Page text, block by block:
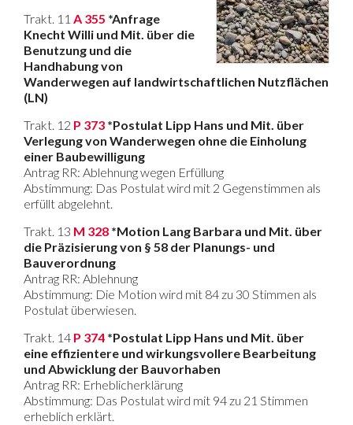
Trakt. 11 A 355 *Anfrage
Knecht Willi und Mit. über die
Benutzung und die
Handhabung von
Wanderwegen auf landwirtschaftlichen Nutzflächen
(LN)
Trakt. 12 P 373 *Postulat Lipp Hans und Mit. über
Verlegung von Wanderwegen ohne die Einholung
einer Baubewilligung
Antrag RR: Ablehnung wegen Erfüllung
Abstimmung: Das Postulat wird mit 2 Gegenstimmen als
erfüllt abgelehnt.
Trakt. 13 M 328 *Motion Lang Barbara und Mit. über
die Präzisierung von § 58 der Planungs- und
Bauverordnung
Antrag RR: Ablehnung
Abstimmung: Die Motion wird mit 84 zu 30 Stimmen als
Postulat überwiesen.
Trakt. 14 P 374 *Postulat Lipp Hans und Mit. über
eine effizientere und wirkungsvollere Bearbeitung
und Abwicklung der Bauvorhaben
Antrag RR: Erheblicherklärung
Abstimmung: Das Postulat wird mit 94 zu 21 Stimmen
erheblich erklärt.